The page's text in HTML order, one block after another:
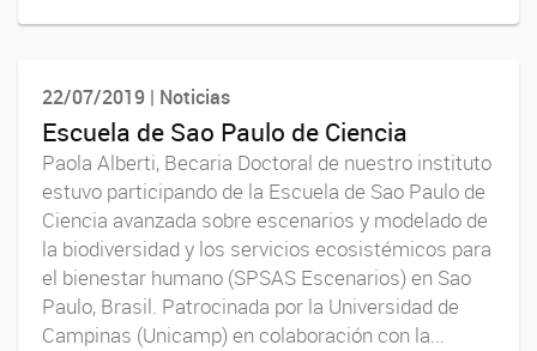
22/07/2019 | Noticias
Escuela de Sao Paulo de Ciencia
Paola Alberti, Becaria Doctoral de nuestro instituto
estuvo participando de la Escuela de Sao Paulo de
Ciencia avanzada sobre escenarios y modelado de
la biodiversidad y los servicios ecosistémicos para
el bienestar humano (SPSAS Escenarios) en Sao
Paulo, Brasil. Patrocinada por la Universidad de
Campinas (Unicamp) en colaboración con la...